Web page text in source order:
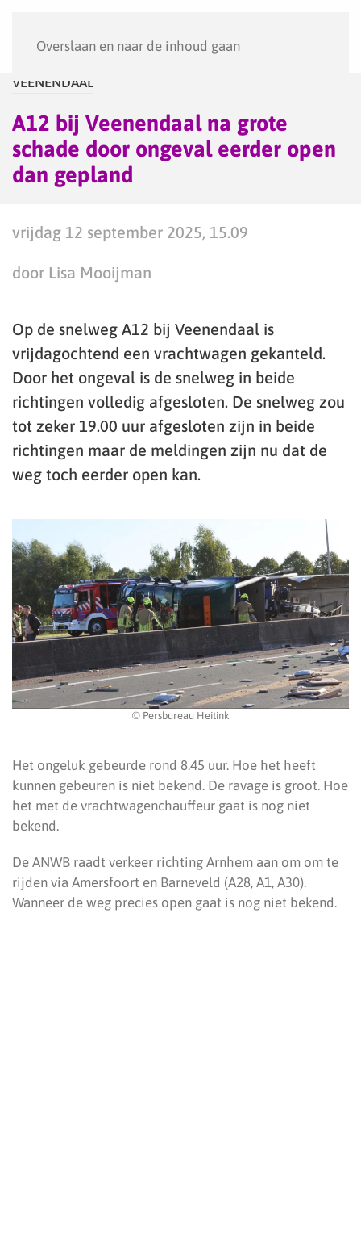
Overslaan en naar de inhoud gaan
VEENENDAAL
A12 bij Veenendaal na grote
schade door ongeval eerder open
dan gepland
vrijdag 12 september 2025, 15.09
door Lisa Mooijman
Op de snelweg A12 bij Veenendaal is
vrijdagochtend een vrachtwagen gekanteld.
Door het ongeval is de snelweg in beide
richtingen volledig afgesloten. De snelweg zou
tot zeker 19.00 uur afgesloten zijn in beide
richtingen maar de meldingen zijn nu dat de
weg toch eerder open kan.
© Persbureau Heitink
Het ongeluk gebeurde rond 8.45 uur. Hoe het heeft
kunnen gebeuren is niet bekend. De ravage is groot. Hoe
het met de vrachtwagenchauffeur gaat is nog niet
bekend.
De ANWB raadt verkeer richting Arnhem aan om om te
rijden via Amersfoort en Barneveld (A28, A1, A30).
Wanneer de weg precies open gaat is nog niet bekend.